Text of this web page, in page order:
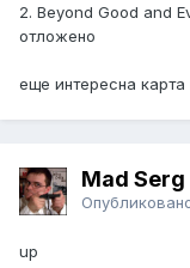
2. Beyond Good and
отложено
еще интересна карта
Mad Serg
up